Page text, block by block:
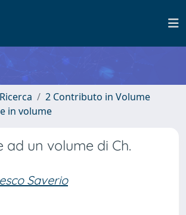
2 Contributo in Volume
in volume
ad un volume di Ch.
Saverio